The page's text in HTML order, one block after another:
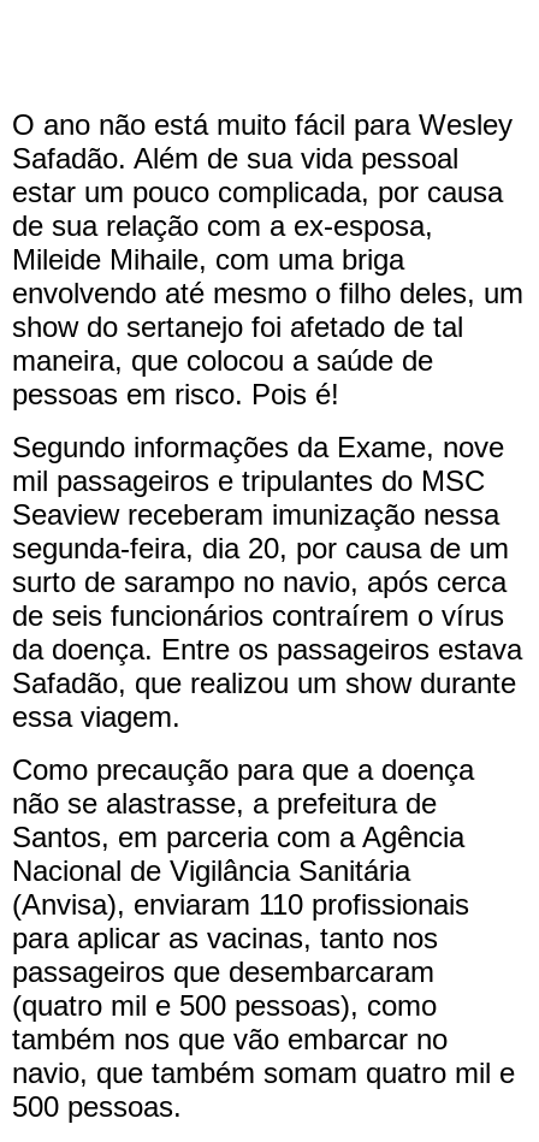
O ano não está muito fácil para Wesley
Safadão. Além de sua vida pessoal
estar um pouco complicada, por causa
de sua relação com a ex-esposa,
Mileide Mihaile, com uma briga
envolvendo até mesmo o filho deles, um
show do sertanejo foi afetado de tal
maneira, que colocou a saúde de
pessoas em risco. Pois é!
Segundo informações da Exame, nove
mil passageiros e tripulantes do MSC
Seaview receberam imunização nessa
segunda-feira, dia 20, por causa de um
surto de sarampo no navio, após cerca
de seis funcionários contraírem o vírus
da doença. Entre os passageiros estava
Safadão, que realizou um show durante
essa viagem.
Como precaução para que a doença
não se alastrasse, a prefeitura de
Santos, em parceria com a Agência
Nacional de Vigilância Sanitária
(Anvisa), enviaram 110 profissionais
para aplicar as vacinas, tanto nos
passageiros que desembarcaram
(quatro mil e 500 pessoas), como
também nos que vão embarcar no
navio, que também somam quatro mil e
500 pessoas.